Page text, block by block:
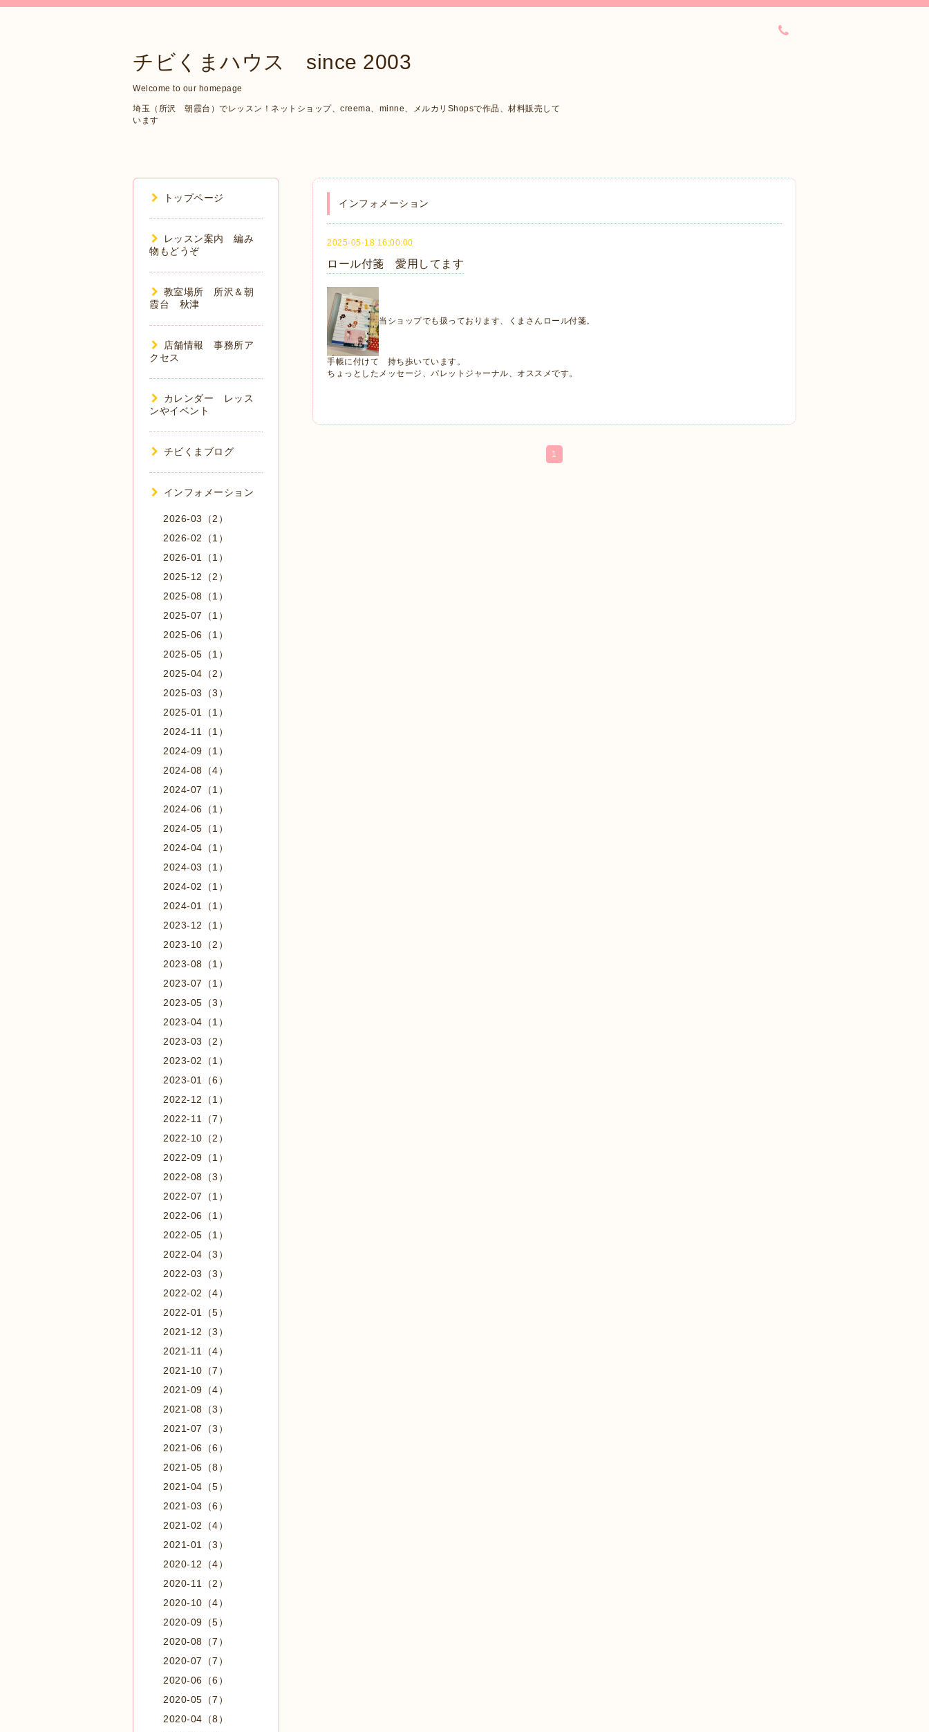
チビくまハウス since 2003
Welcome to our homepage
埼玉（所沢 朝霞台）でレッスン！ネットショップ、creema、minne、メルカリShopsで作品、材料販売して
います
インフォメーション
2025-05-18 16:00:00
ロール付箋 愛用してます
当ショップでも扱っております、くまさんロール付箋。
手帳に付けて 持ち歩いています。
ちょっとしたメッセージ、パレットジャーナル、オススメです。
1
トップページ
レッスン案内 編み
物もどうぞ
教室場所 所沢＆朝
霞台 秋津
店舗情報 事務所ア
クセス
カレンダー レッス
ンやイベント
チビくまブログ
インフォメーション
2026-03（2）
2026-02（1）
2026-01（1）
2025-12（2）
2025-08（1）
2025-07（1）
2025-06（1）
2025-05（1）
2025-04（2）
2025-03（3）
2025-01（1）
2024-11（1）
2024-09（1）
2024-08（4）
2024-07（1）
2024-06（1）
2024-05（1）
2024-04（1）
2024-03（1）
2024-02（1）
2024-01（1）
2023-12（1）
2023-10（2）
2023-08（1）
2023-07（1）
2023-05（3）
2023-04（1）
2023-03（2）
2023-02（1）
2023-01（6）
2022-12（1）
2022-11（7）
2022-10（2）
2022-09（1）
2022-08（3）
2022-07（1）
2022-06（1）
2022-05（1）
2022-04（3）
2022-03（3）
2022-02（4）
2022-01（5）
2021-12（3）
2021-11（4）
2021-10（7）
2021-09（4）
2021-08（3）
2021-07（3）
2021-06（6）
2021-05（8）
2021-04（5）
2021-03（6）
2021-02（4）
2021-01（3）
2020-12（4）
2020-11（2）
2020-10（4）
2020-09（5）
2020-08（7）
2020-07（7）
2020-06（6）
2020-05（7）
2020-04（8）